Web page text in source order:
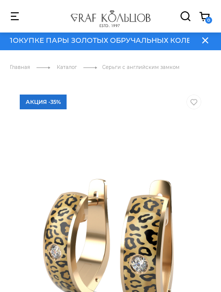
ПАРЫ ЗОЛОТЫХ ОБРУЧАЛЬНЫХ КОЛЕЦ
NEW HIT SALE АКЦИИ
0
ПАРЫ ЗОЛОТЫХ ОБРУЧАЛЬНЫХ КОЛЕЦ
Главная Каталог Серьги с английским замком
АКЦИЯ -35%